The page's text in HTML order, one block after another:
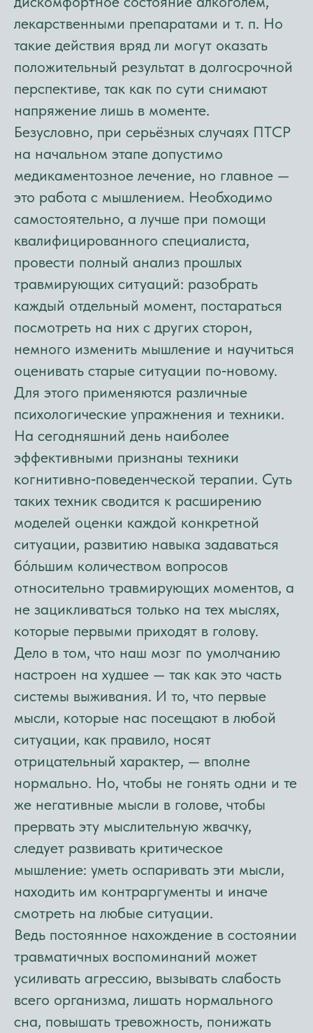
лекарственными препаратами и т. п. Но
такие действия вряд ли могут оказать
положительный результат в долгосрочной
перспективе, так как по сути снимают
напряжение лишь в моменте.
Безусловно, при серьёзных случаях ПТСР
на начальном этапе допустимо
медикаментозное лечение, но главное —
это работа с мышлением. Необходимо
самостоятельно, а лучше при помощи
квалифицированного специалиста,
провести полный анализ прошлых
травмирующих ситуаций: разобрать
каждый отдельный момент, постараться
посмотреть на них с других сторон,
немного изменить мышление и научиться
оценивать старые ситуации по‑новому.
Для этого применяются различные
психологические упражнения и техники.
На сегодняшний день наиболее
эффективными признаны техники
когнитивно‑поведенческой терапии. Суть
таких техник сводится к расширению
моделей оценки каждой конкретной
ситуации, развитию навыка задаваться
бо́льшим количеством вопросов
относительно травмирующих моментов, а
не зацикливаться только на тех мыслях,
которые первыми приходят в голову.
Дело в том, что наш мозг по умолчанию
настроен на худшее — так как это часть
системы выживания. И то, что первые
мысли, которые нас посещают в любой
ситуации, как правило, носят
отрицательный характер, — вполне
нормально. Но, чтобы не гонять одни и те
же негативные мысли в голове, чтобы
прервать эту мыслительную жвачку,
следует развивать критическое
мышление: уметь оспаривать эти мысли,
находить им контраргументы и иначе
смотреть на любые ситуации.
Ведь постоянное нахождение в состоянии
травматичных воспоминаний может
усиливать агрессию, вызывать слабость
всего организма, лишать нормального
сна, повышать тревожность, понижать